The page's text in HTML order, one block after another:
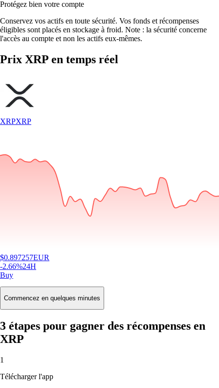
Protégez bien votre compte
Conservez vos actifs en toute sécurité. Vos fonds et récompenses
éligibles sont placés en stockage à froid. Note : la sécurité concerne
l'accès au compte et non les actifs eux-mêmes.
Prix XRP en temps réel
XRPXRP
$0.897257EUR
-2.66%24H
Buy
Commencez en quelques minutes
3 étapes pour gagner des récompenses en
XRP
1
Télécharger l'app